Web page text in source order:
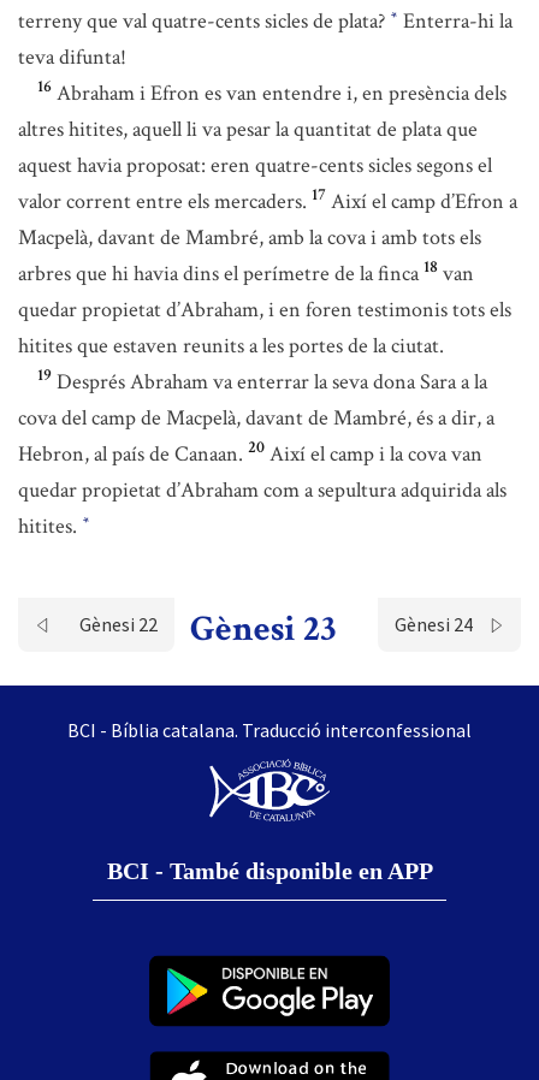
terreny que val quatre-cents sicles de plata? * Enterra-hi la
teva difunta!
16 Abraham i Efron es van entendre i, en presència dels
altres hitites, aquell li va pesar la quantitat de plata que
aquest havia proposat: eren quatre-cents sicles segons el
valor corrent entre els mercaders. 17 Així el camp d’Efron a
Macpelà, davant de Mambré, amb la cova i amb tots els
arbres que hi havia dins el perímetre de la finca 18 van
quedar propietat d’Abraham, i en foren testimonis tots els
hitites que estaven reunits a les portes de la ciutat.
19 Després Abraham va enterrar la seva dona Sara a la
cova del camp de Macpelà, davant de Mambré, és a dir, a
Hebron, al país de Canaan. 20 Així el camp i la cova van
quedar propietat d’Abraham com a sepultura adquirida als
hitites. *
Gènesi 22 Gènesi 23 Gènesi 24
BCI - Bíblia catalana. Traducció interconfessional
BCI - També disponible en APP